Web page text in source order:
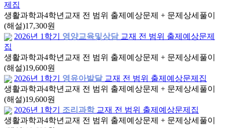
제집
생활과학과4학년 교재 전 범위 출제예상문제 + 문제상세풀이
(해설)17,300원
2026년 1학기
영양교육및상담 교재 전 범위 출제예상문제
집
생활과학과4학년 교재 전 범위 출제예상문제 + 문제상세풀이
(해설)19,600원
2026년 1학기
영유아발달 교재 전 범위 출제예상문제집
생활과학과4학년 교재 전 범위 출제예상문제 + 문제상세풀이
(해설)19,600원
2026년 1학기
조리과학 교재 전 범위 출제예상문제집
생활과학과4학년 교재 전 범위 출제예상문제 + 문제상세풀이